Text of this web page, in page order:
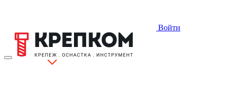
Войти